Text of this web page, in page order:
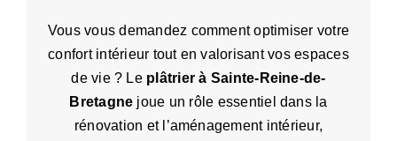
Vous vous demandez comment optimiser votre
confort intérieur tout en valorisant vos espaces
de vie ? Le plâtrier à Sainte-Reine-de-
Bretagne joue un rôle essentiel dans la
rénovation et l’aménagement intérieur,